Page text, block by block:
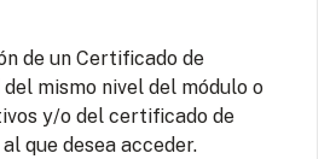
de un Certificado de
mismo nivel del módulo o
y/o del certificado de
que desea acceder.